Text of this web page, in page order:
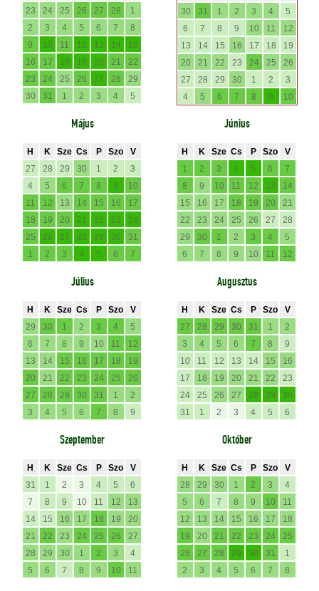
23
24 25 26 27 28
1
2
3 4 5 6 7
8
9
10 11 12 13 14
15
16
17 18 19 20 21
22
23
24 25 26 27 28
29
30
31 1 2 3 4 5
30
31 1 2 3 4
5
6
7 8 9 10 11
12
13
14 15 16 17 18
19
20
21 22 23 24 25
26
27
28 29 30 1 2
3
4
5 6 7 8 9 10
Május
H K Sze Cs P Szo
V
27
28 29 30 1 2
3
4
5 6 7 8 9
10
11
12 13 14 15 16
17
18
19 20 21 22 23
24
25
26 27 28 29 30
31
1
2 3 4 5 6 7
Június
H K Sze Cs P Szo
V
1
2 3 4 5 6
7
8
9 10 11 12 13
14
15
16 17 18 19 20
21
22
23 24 25 26 27
28
29
30 1 2 3 4
5
6
7 8 9 10 11 12
Július
H K Sze Cs P Szo
V
29
30 1 2 3 4
5
6
7 8 9 10 11
12
13
14 15 16 17 18
19
20
21 22 23 24 25
26
27
28 29 30 31 1
2
3
4 5 6 7 8 9
Augusztus
H K Sze Cs P Szo
V
27
28 29 30 31 1
2
3
4 5 6 7 8
9
10
11 12 13 14 15
16
17
18 19 20 21 22
23
24
25 26 27 28 29
30
31
1 2 3 4 5 6
Szeptember
H K Sze Cs P Szo
V
31
1 2 3 4 5
6
7
8 9 10 11 12
13
14
15 16 17 18 19
20
21
22 23 24 25 26
27
28
29 30 1 2 3
4
5
6 7 8 9 10 11
Október
H K Sze Cs P Szo
V
28
29 30 1 2 3
4
5
6 7 8 9 10
11
12
13 14 15 16 17
18
19
20 21 22 23 24
25
26
27 28 29 30 31
1
2
3 4 5 6 7 8